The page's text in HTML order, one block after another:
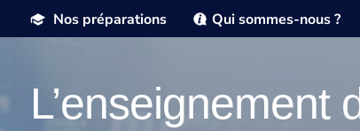
Nos préparations Qui sommes-nous ?
L’enseignement